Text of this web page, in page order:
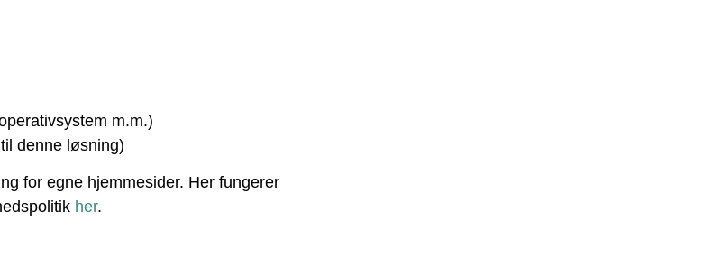
m.m.)
denne løsning)
for egne hjemmesider. Her fungerer
her.